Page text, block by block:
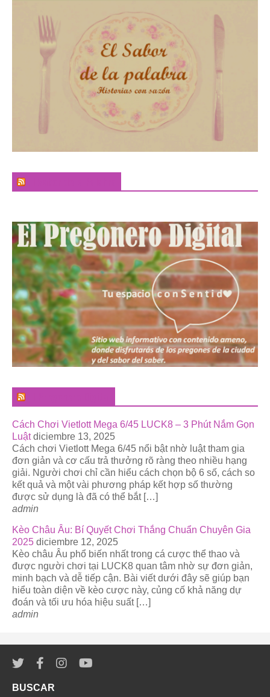
Cách Chơi Vietlott Mega 6/45 LUCK8 – 3 Phút Nắm Gọn
Luật diciembre 13, 2025
Cách chơi Vietlott Mega 6/45 nổi bật nhờ luật tham gia
đơn giản và cơ cấu trả thưởng rõ ràng theo nhiều hạng
giải. Người chơi chỉ cần hiểu cách chọn bộ 6 số, cách so
kết quả và một vài phương pháp kết hợp số thường
được sử dụng là đã có thể bắt […]
admin
Kèo Châu Âu: Bí Quyết Chơi Thắng Chuẩn Chuyên Gia
2025 diciembre 12, 2025
Kèo châu Âu phổ biến nhất trong cá cược thể thao và
được người chơi tại LUCK8 quan tâm nhờ sự đơn giản,
minh bạch và dễ tiếp cận. Bài viết dưới đây sẽ giúp bạn
hiểu toàn diện về kèo cược này, củng cố khả năng dự
đoán và tối ưu hóa hiệu suất […]
admin
BUSCAR